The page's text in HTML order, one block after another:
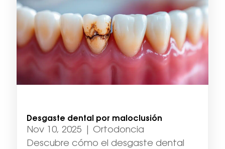
Desgaste dental por maloclusión
Nov 10, 2025
Ortodoncia
Descubre cómo el desgaste dental